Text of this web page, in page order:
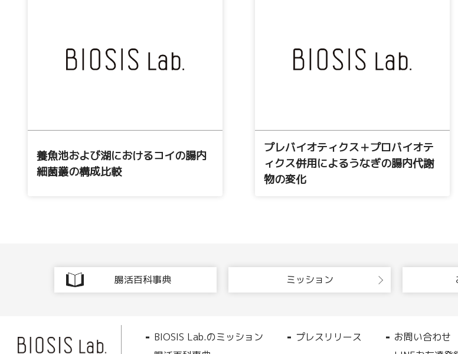
養魚池および湖におけるコイの腸内
細菌叢の構成比較
プレバイオティクス＋プロバイオテ
ィクス併用によるうなぎの腸内代謝
物の変化
腸活百科事典 ミッション
BIOSIS Lab.のミッション
プレスリリース
お問い合わせ